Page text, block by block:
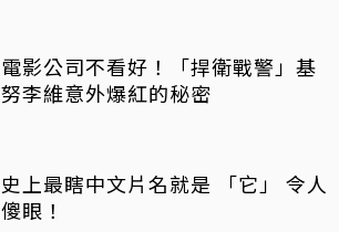
電影公司不看好！「捍衛戰警」基
努李維意外爆紅的秘密
史上最瞎中文片名就是 「它」 令人
傻眼！